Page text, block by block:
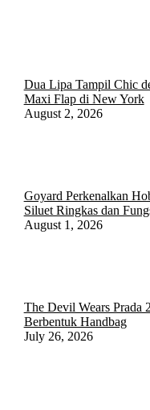
Dua Lipa Tampil Chic
Maxi Flap di New York
August 2, 2026
Goyard Perkenalkan
Siluet Ringkas dan
August 1, 2026
The Devil Wears Prada
Berbentuk Handbag
July 26, 2026